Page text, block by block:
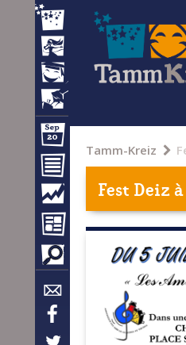
Tamm-Kreiz
Fest Deiz à